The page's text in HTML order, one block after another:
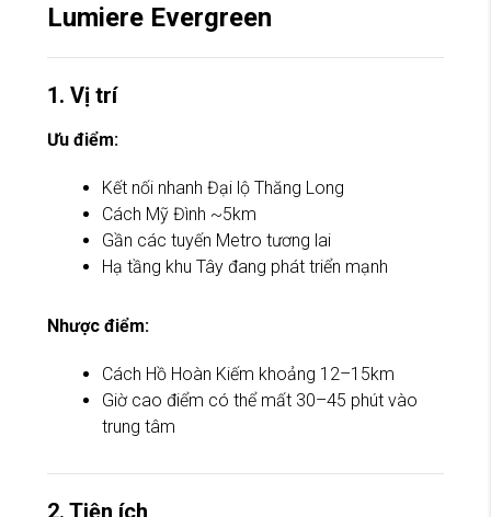
Lumiere Evergreen
1. Vị trí
Ưu điểm:
Kết nối nhanh Đại lộ Thăng Long
Cách Mỹ Đình ~5km
Gần các tuyến Metro tương lai
Hạ tầng khu Tây đang phát triển mạnh
Nhược điểm:
Cách Hồ Hoàn Kiếm khoảng 12–15km
Giờ cao điểm có thể mất 30–45 phút vào
trung tâm
2. Tiện ích